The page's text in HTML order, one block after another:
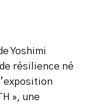
Yoshimi
résilience né
», une